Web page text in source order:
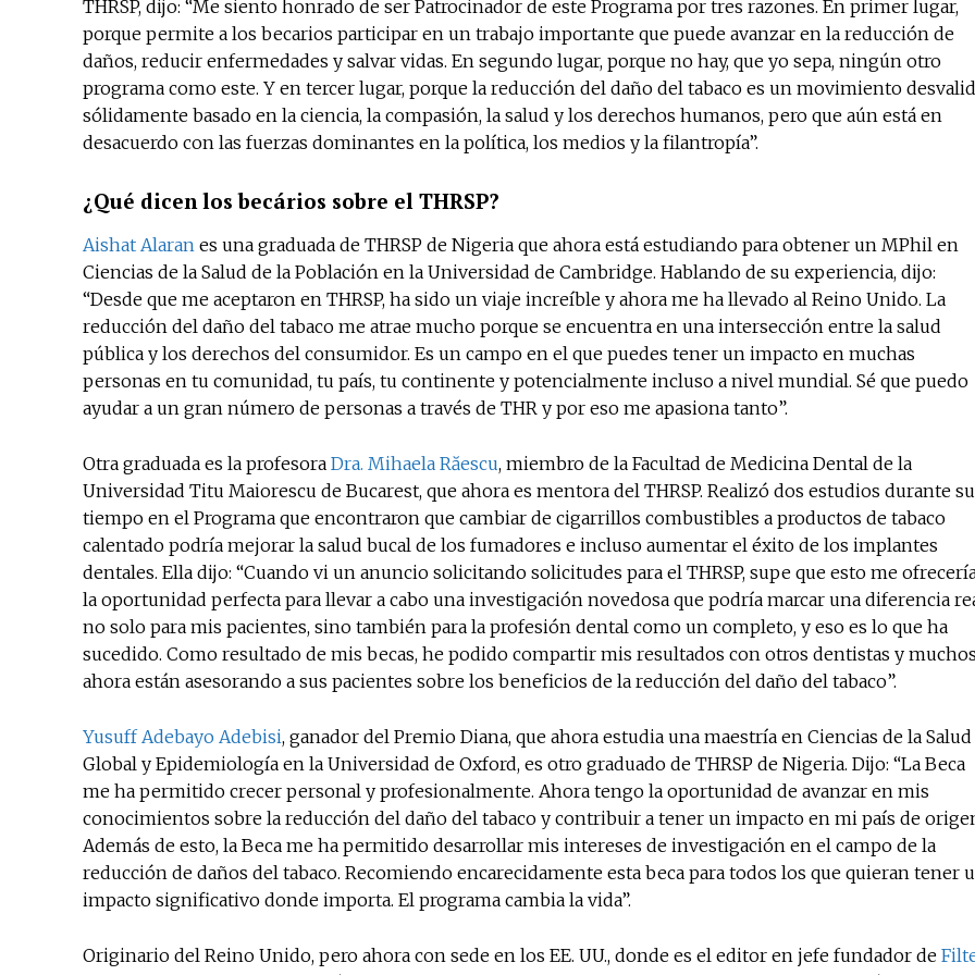
THRSP, dijo: “Me siento honrado de ser Patrocinador de este Programa por tres razones. En primer lugar,
porque permite a los becarios participar en un trabajo importante que puede avanzar en la reducción de
daños, reducir enfermedades y salvar vidas. En segundo lugar, porque no hay, que yo sepa, ningún otro
programa como este. Y en tercer lugar, porque la reducción del daño del tabaco es un movimiento
sólidamente basado en la ciencia, la compasión, la salud y los derechos humanos, pero que aún está en
desacuerdo con las fuerzas dominantes en la política, los medios y la filantropía”.
¿Qué dicen los becários sobre el THRSP?
Aishat Alaran es una graduada de THRSP de Nigeria que ahora está estudiando para obtener un MPhil en
Ciencias de la Salud de la Población en la Universidad de Cambridge. Hablando de su experiencia, dijo:
“Desde que me aceptaron en THRSP, ha sido un viaje increíble y ahora me ha llevado al Reino Unido. La
reducción del daño del tabaco me atrae mucho porque se encuentra en una intersección entre la salud
pública y los derechos del consumidor. Es un campo en el que puedes tener un impacto en muchas
personas en tu comunidad, tu país, tu continente y potencialmente incluso a nivel mundial. Sé que puedo
ayudar a un gran número de personas a través de THR y por eso me apasiona tanto”.
Otra graduada es la profesora Dra. Mihaela Răescu, miembro de la Facultad de Medicina Dental de la
Universidad Titu Maiorescu de Bucarest, que ahora es mentora del THRSP. Realizó dos estudios durante su
tiempo en el Programa que encontraron que cambiar de cigarrillos combustibles a productos de tabaco
calentado podría mejorar la salud bucal de los fumadores e incluso aumentar el éxito de los implantes
dentales. Ella dijo: “Cuando vi un anuncio solicitando solicitudes para el THRSP, supe que esto me
la oportunidad perfecta para llevar a cabo una investigación novedosa que podría marcar una diferencia
no solo para mis pacientes, sino también para la profesión dental como un completo, y eso es lo que ha
sucedido. Como resultado de mis becas, he podido compartir mis resultados con otros dentistas y
ahora están asesorando a sus pacientes sobre los beneficios de la reducción del daño del tabaco”.
Yusuff Adebayo Adebisi, ganador del Premio Diana, que ahora estudia una maestría en Ciencias de la Salud
Global y Epidemiología en la Universidad de Oxford, es otro graduado de THRSP de Nigeria. Dijo: “La Beca
me ha permitido crecer personal y profesionalmente. Ahora tengo la oportunidad de avanzar en mis
conocimientos sobre la reducción del daño del tabaco y contribuir a tener un impacto en mi país de
Además de esto, la Beca me ha permitido desarrollar mis intereses de investigación en el campo de la
reducción de daños del tabaco. Recomiendo encarecidamente esta beca para todos los que quieran tener
impacto significativo donde importa. El programa cambia la vida”.
Originario del Reino Unido, pero ahora con sede en los EE. UU., donde es el editor en jefe fundador de